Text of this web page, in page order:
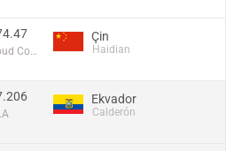
Tencent Cloud Computing (Beijing) Co
Çin
Haidian
Ekvador
Calderón